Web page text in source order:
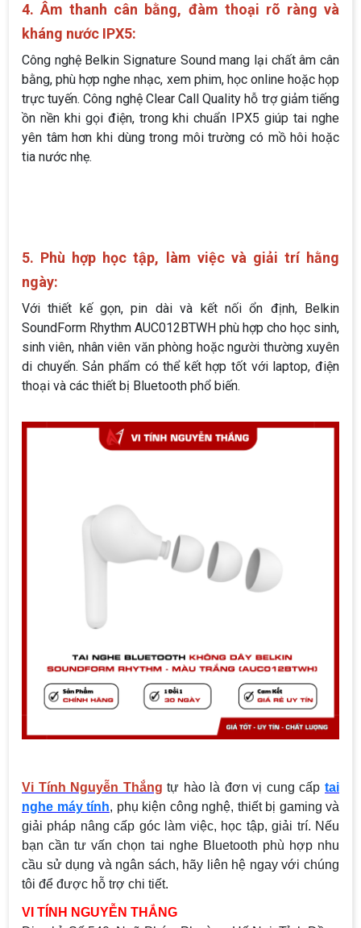
4. Âm thanh cân bằng, đàm thoại rõ ràng và
kháng nước IPX5:
Công nghệ Belkin Signature Sound mang lại chất âm cân
bằng, phù hợp nghe nhạc, xem phim, học online hoặc họp
trực tuyến. Công nghệ Clear Call Quality hỗ trợ giảm tiếng
ồn nền khi gọi điện, trong khi chuẩn IPX5 giúp tai nghe
yên tâm hơn khi dùng trong môi trường có mồ hôi hoặc
tia nước nhẹ.
5. Phù hợp học tập, làm việc và giải trí hằng
ngày:
Với thiết kế gọn, pin dài và kết nối ổn định, Belkin
SoundForm Rhythm AUC012BTWH phù hợp cho học sinh,
sinh viên, nhân viên văn phòng hoặc người thường xuyên
di chuyển. Sản phẩm có thể kết hợp tốt với laptop, điện
thoại và các thiết bị Bluetooth phổ biến.
Vi Tính Nguyễn Thắng tự hào là đơn vị cung cấptai
nghe máy tính, phụ kiện công nghệ, thiết bị gaming và
giải pháp nâng cấp góc làm việc, học tập, giải trí. Nếu
bạn cần tư vấn chọn tai nghe Bluetooth phù hợp nhu
cầu sử dụng và ngân sách, hãy liên hệ ngay với chúng
tôi để được hỗ trợ chi tiết.
VI TÍNH NGUYỄN THẮNG